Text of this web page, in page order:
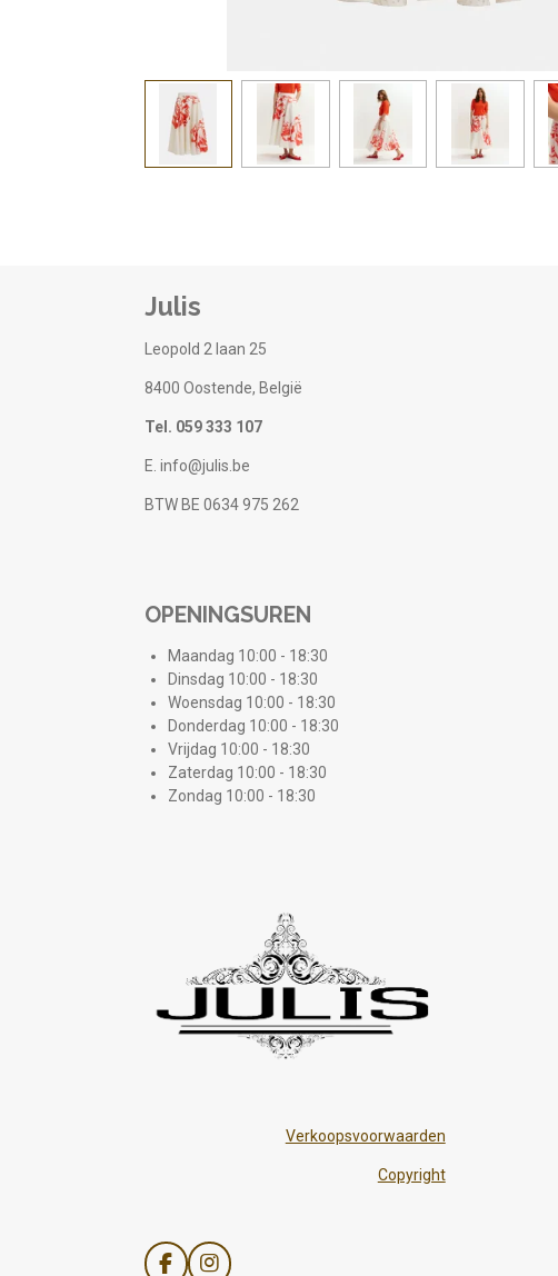
Julis
Leopold 2 laan 25
8400 Oostende, België
Tel. 059 333 107
E. info@julis.be
BTW BE 0634 975 262
OPENINGSUREN
Maandag 10:00 - 18:30
Dinsdag 10:00 - 18:30
Woensdag 10:00 - 18:30
Donderdag 10:00 - 18:30
Vrijdag 10:00 - 18:30
Zaterdag 10:00 - 18:30
Zondag 10:00 - 18:30
Verkoopsvoorwaarden
Copyright